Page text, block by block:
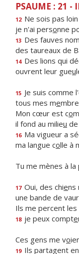
PSAUME : 21 -
12 Ne sois pas
je n'ai personne
13 Des fauves
des taureaux de
14 Des lions qui
ouvrent leur gueu
15 Je suis comme
tous mes me
Mon cœur est co
il fond au milieu
16 Ma vigueur a
ma langue colle à
Tu me mènes à la
17 Oui, des chiens
une bande de
Ils me percent les
18 je peux compte
Ces gens me vo
19 Ils partagent